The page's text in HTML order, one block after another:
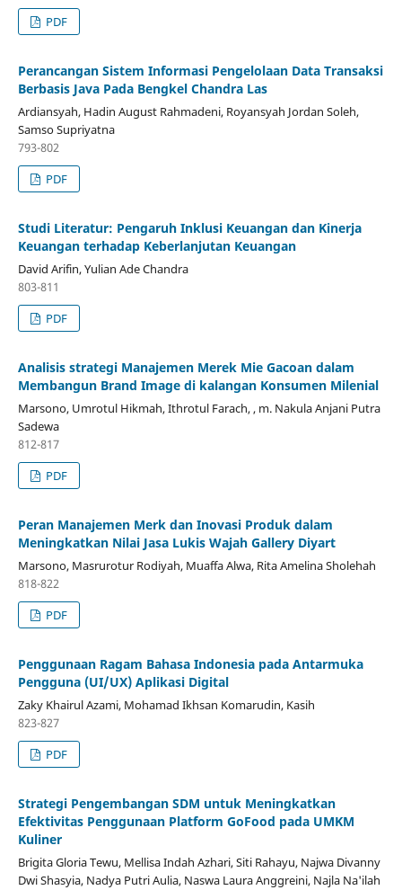
PDF
Perancangan Sistem Informasi Pengelolaan Data Transaksi
Berbasis Java Pada Bengkel Chandra Las
Ardiansyah, Hadin August Rahmadeni, Royansyah Jordan Soleh,
Samso Supriyatna
793-802
PDF
Studi Literatur: Pengaruh Inklusi Keuangan dan Kinerja
Keuangan terhadap Keberlanjutan Keuangan
David Arifin, Yulian Ade Chandra
803-811
PDF
Analisis strategi Manajemen Merek Mie Gacoan dalam
Membangun Brand Image di kalangan Konsumen Milenial
Marsono, Umrotul Hikmah, Ithrotul Farach, , m. Nakula Anjani Putra
Sadewa
812-817
PDF
Peran Manajemen Merk dan Inovasi Produk dalam
Meningkatkan Nilai Jasa Lukis Wajah Gallery Diyart
Marsono, Masrurotur Rodiyah, Muaffa Alwa, Rita Amelina Sholehah
818-822
PDF
Penggunaan Ragam Bahasa Indonesia pada Antarmuka
Pengguna (UI/UX) Aplikasi Digital
Zaky Khairul Azami, Mohamad Ikhsan Komarudin, Kasih
823-827
PDF
Strategi Pengembangan SDM untuk Meningkatkan
Efektivitas Penggunaan Platform GoFood pada UMKM
Kuliner
Brigita Gloria Tewu, Mellisa Indah Azhari, Siti Rahayu, Najwa Divanny
Dwi Shasyia, Nadya Putri Aulia, Naswa Laura Anggreini, Najla Na'ilah